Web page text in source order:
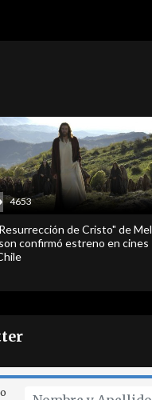
4653
de Cristo" de Mel
confirmó estreno en cines